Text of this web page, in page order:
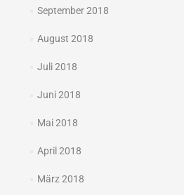
September 2018
August 2018
Juli 2018
Juni 2018
Mai 2018
April 2018
März 2018